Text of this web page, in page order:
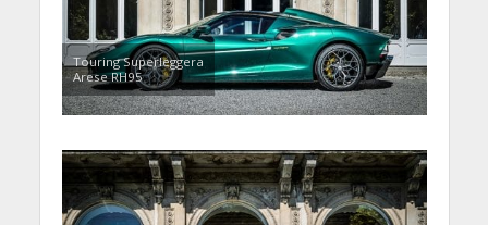
Touring Superleggera
Arese RH95